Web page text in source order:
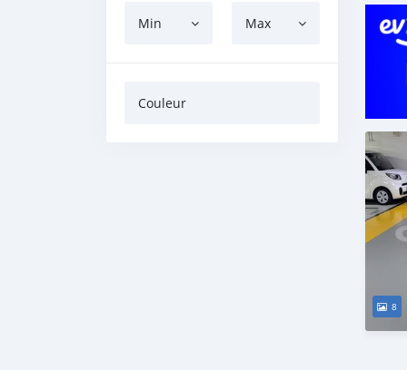
Min Max
Couleur
8